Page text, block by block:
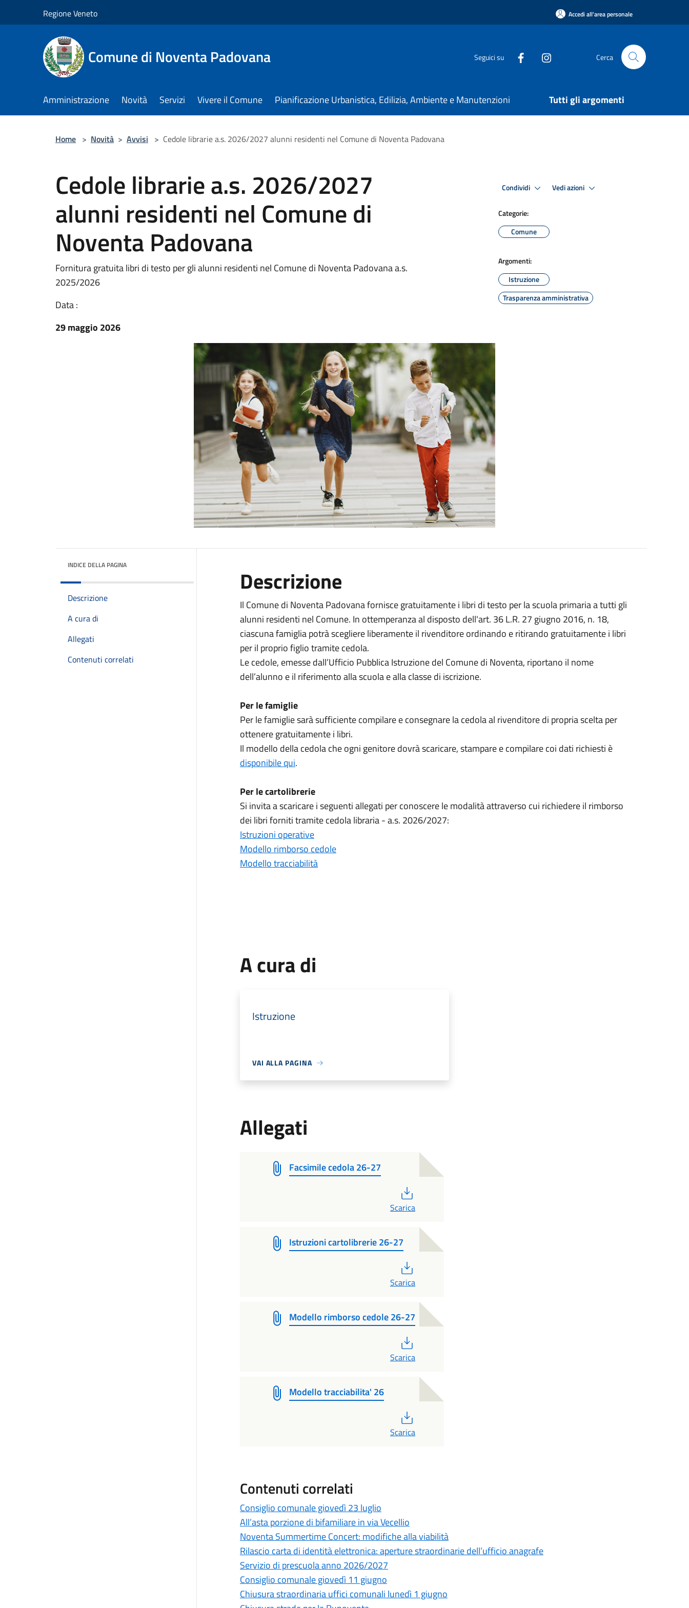
Regione Veneto Accedi all'area personale
Comune di Noventa Padovana Seguici su Cerca
Amministrazione Novità Servizi Vivere il Comune Pianificazione Urbanistica, Edilizia, Ambiente e Manutenzioni Tutti gli argomenti
Home > Novità > Avvisi > Cedole librarie a.s. 2026/2027 alunni residenti nel Comune di Noventa Padovana
Cedole librarie a.s. 2026/2027
alunni residenti nel Comune di
Noventa Padovana
Fornitura gratuita libri di testo per gli alunni residenti nel Comune di Noventa Padovana a.s.
2025/2026
Data :
29 maggio 2026
Condividi Vedi azioni
Categorie:
Comune
Argomenti:
Istruzione
Trasparenza amministrativa
INDICE DELLA PAGINA
Descrizione
A cura di
Allegati
Contenuti correlati
Descrizione
Il Comune di Noventa Padovana fornisce gratuitamente i libri di testo per la scuola primaria a tutti gli
alunni residenti nel Comune. In ottemperanza al disposto dell'art. 36 L.R. 27 giugno 2016, n. 18,
ciascuna famiglia potrà scegliere liberamente il rivenditore ordinando e ritirando gratuitamente i libri
per il proprio figlio tramite cedola.
Le cedole, emesse dall’Ufficio Pubblica Istruzione del Comune di Noventa, riportano il nome
dell’alunno e il riferimento alla scuola e alla classe di iscrizione.
Per le famiglie
Per le famiglie sarà sufficiente compilare e consegnare la cedola al rivenditore di propria scelta per
ottenere gratuitamente i libri.
Il modello della cedola che ogni genitore dovrà scaricare, stampare e compilare coi dati richiesti è
disponibile qui.
Per le cartolibrerie
Si invita a scaricare i seguenti allegati per conoscere le modalità attraverso cui richiedere il rimborso
dei libri forniti tramite cedola libraria - a.s. 2026/2027:
Istruzioni operative
Modello rimborso cedole
Modello tracciabilità
A cura di
Istruzione
VAI ALLA PAGINA
Allegati
Facsimile cedola 26-27
Scarica
Istruzioni cartolibrerie 26-27
Scarica
Modello rimborso cedole 26-27
Scarica
Modello tracciabilita' 26
Scarica
Contenuti correlati
Consiglio comunale giovedì 23 luglio
All’asta porzione di bifamiliare in via Vecellio
Noventa Summertime Concert: modifiche alla viabilità
Rilascio carta di identità elettronica: aperture straordinarie dell’ufficio anagrafe
Servizio di prescuola anno 2026/2027
Consiglio comunale giovedì 11 giugno
Chiusura straordinaria uffici comunali lunedì 1 giugno